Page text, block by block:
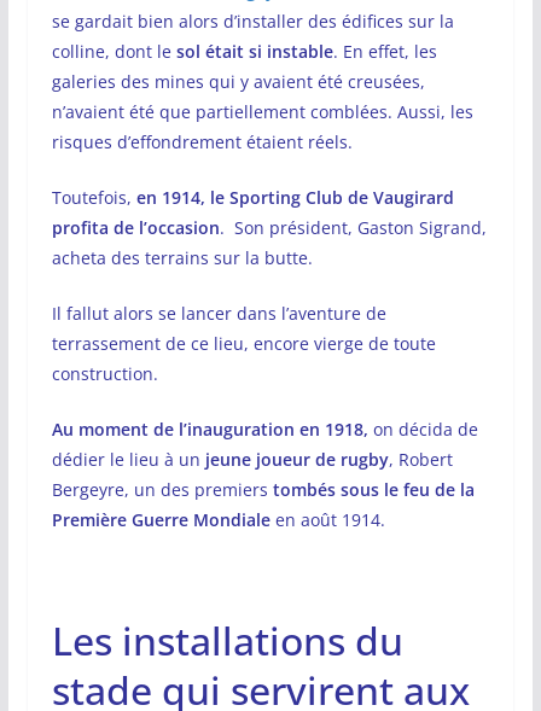
se gardait bien alors d’installer des édifices sur la
colline, dont le sol était si instable. En effet, les
galeries des mines qui y avaient été creusées,
n’avaient été que partiellement comblées. Aussi, les
risques d’effondrement étaient réels.
Toutefois, en 1914, le Sporting Club de Vaugirard
profita de l’occasion. Son président, Gaston Sigrand,
acheta des terrains sur la butte.
Il fallut alors se lancer dans l’aventure de
terrassement de ce lieu, encore vierge de toute
construction.
Au moment de l’inauguration en 1918, on décida de
dédier le lieu à un jeune joueur de rugby, Robert
Bergeyre, un des premiers tombés sous le feu de la
Première Guerre Mondialeen août 1914.
Les installations du
stade qui servirent aux